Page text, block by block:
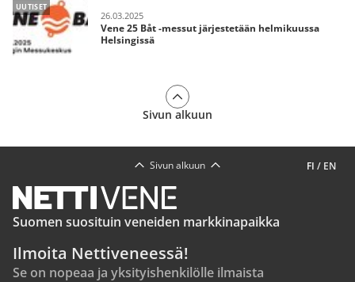
UUTISET
26.03.2025
Vene 25 Båt -messut järjestetään helmikuussa
Helsingissä
Sivun alkuun
FI / EN
Sivun alkuun
Suomen suosituin veneiden markkinapaikka
Ilmoita Nettiveneessä!
Se on nopeaa ja yksityishenkilölle ilmaista